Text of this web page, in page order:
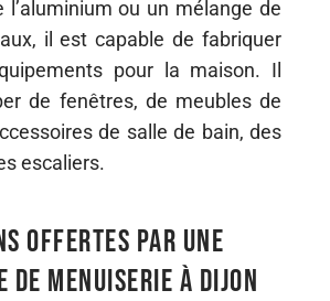
l’aluminium ou un mélange de
il est capable de fabriquer
pour la maison. Il
de fenêtres, de meubles de
de salle de bain, des
escaliers.
offertes par une
menuiserie à Dijon